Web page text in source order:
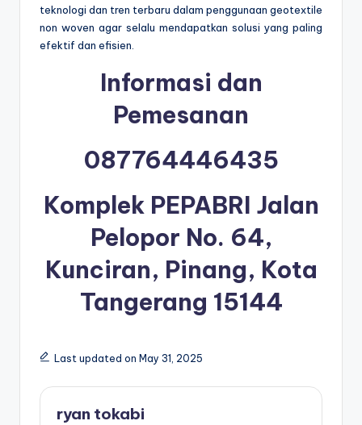
teknologi dan tren terbaru dalam penggunaan geotextile
non woven agar selalu mendapatkan solusi yang paling
efektif dan efisien.
Informasi dan
Pemesanan
087764446435
Komplek PEPABRI Jalan
Pelopor No. 64,
Kunciran, Pinang, Kota
Tangerang 15144
Last updated on May 31, 2025
ryan tokabi